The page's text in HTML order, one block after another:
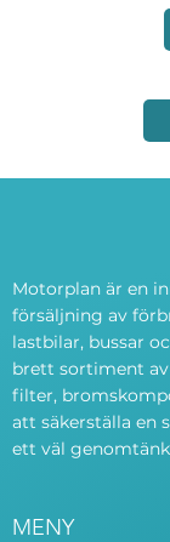
Motorplan är en
försäljning av
lastbilar, bussar
brett sortiment
filter,
att säkerställa en
ett väl
MENY